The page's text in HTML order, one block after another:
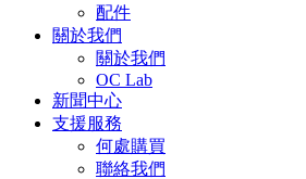
配件
關於我們
關於我們
OC Lab
新聞中心
支援服務
何處購買
聯絡我們